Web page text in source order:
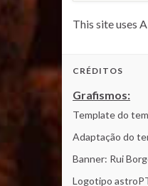
This site uses
CRÉDITOS
Grafismos:
Template do
Adaptação do
Banner: Rui
Logotipo